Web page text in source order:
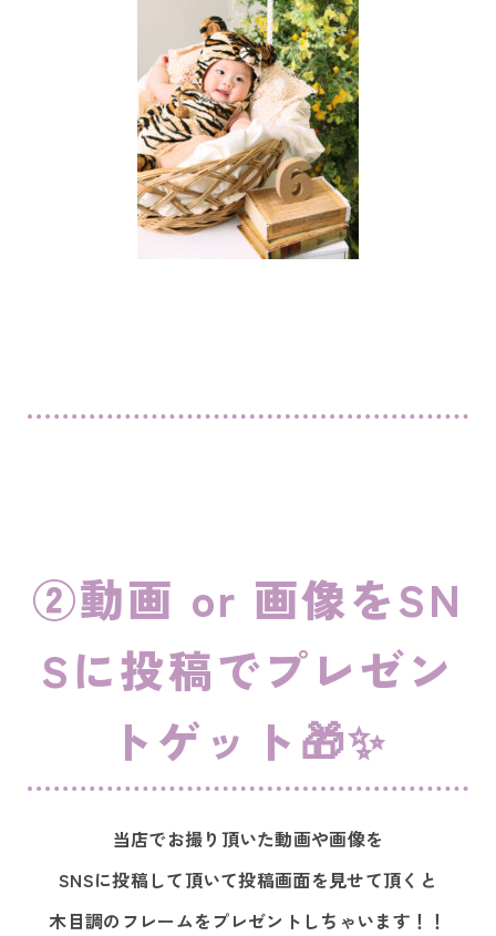
②動画 or 画像をSN
Sに投稿でプレゼン
トゲット🎁✨
当店でお撮り頂いた動画や画像を
SNSに投稿して頂いて投稿画面を見せて頂くと
木目調のフレームをプレゼントしちゃいます！！